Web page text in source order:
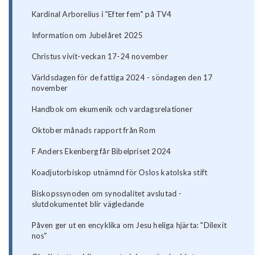
Kardinal Arborelius i "Efter fem" på TV4
Information om Jubelåret 2025
Christus vivit-veckan 17-24 november
Världsdagen för de fattiga 2024 - söndagen den 17
november
Handbok om ekumenik och vardagsrelationer
Oktober månads rapport från Rom
F Anders Ekenberg får Bibelpriset 2024
Koadjutorbiskop utnämnd för Oslos katolska stift
Biskopssynoden om synodalitet avslutad -
slutdokumentet blir vägledande
Påven ger ut en encyklika om Jesu heliga hjärta: "Dilexit
nos"